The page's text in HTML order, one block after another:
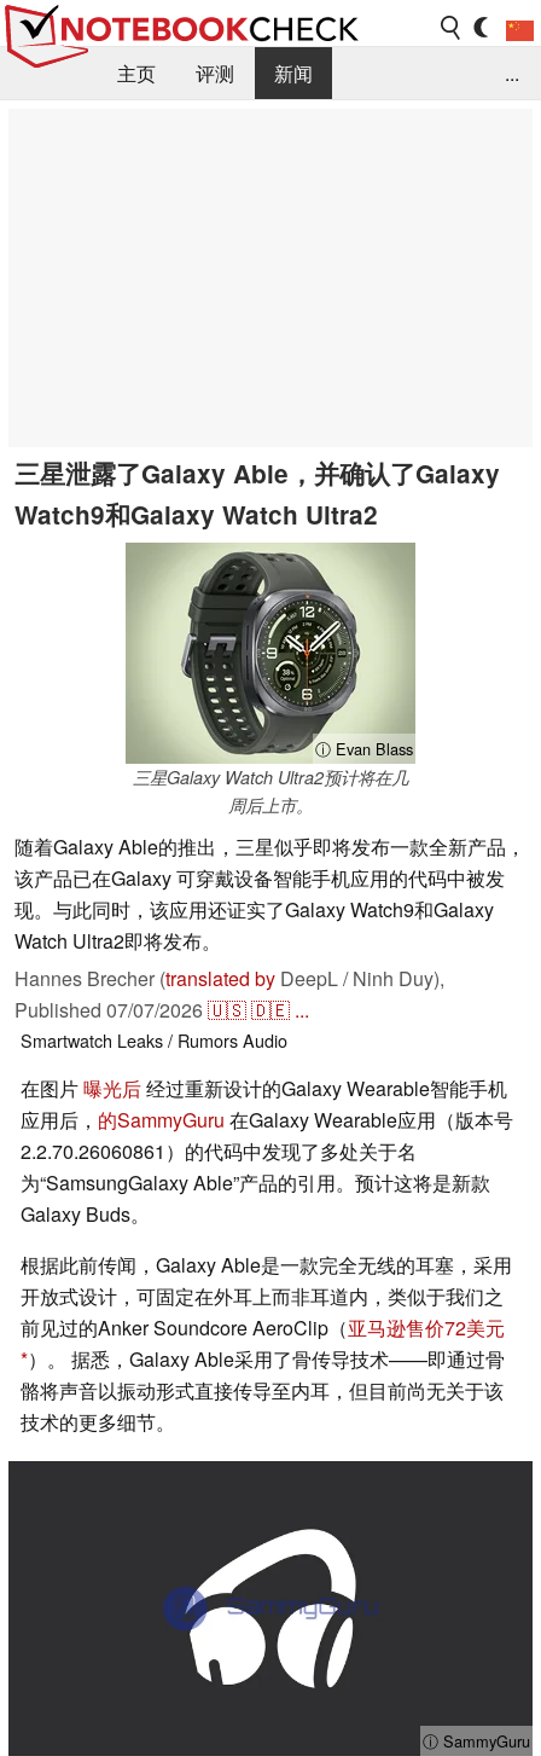
主页 评测
新闻
...
三星泄露了Galaxy Able，并确认了Galaxy
Watch9和Galaxy Watch Ultra2
ⓘ Evan Blass
三星Galaxy Watch Ultra2预计将在几
周后上市。
随着Galaxy Able的推出，三星似乎即将发布一款全新产品，
该产品已在Galaxy 可穿戴设备智能手机应用的代码中被发
现。与此同时，该应用还证实了Galaxy Watch9和Galaxy
Watch Ultra2即将发布。
Hannes Brecher (translated by DeepL / Ninh Duy),
Published 07/07/2026🇺🇸🇩🇪 ...
Smartwatch Leaks / RumorsAudio
在图片曝光后经过重新设计的Galaxy Wearable智能手机
应用后， 的SammyGuru 在Galaxy Wearable应用（版本号
2.2.70.26060861）的代码中发现了多处关于名
为“SamsungGalaxy Able”产品的引用。预计这将是新款
Galaxy Buds。
根据此前传闻，Galaxy Able是一款完全无线的耳塞，采用
开放式设计，可固定在外耳上而非耳道内，类似于我们之
前见过的Anker Soundcore AeroClip（亚马逊售价72美元
）。 据悉，Galaxy Able采用了骨传导技术——即通过骨
骼将声音以振动形式直接传导至内耳，但目前尚无关于该
技术的更多细节。
ⓘ SammyGuru